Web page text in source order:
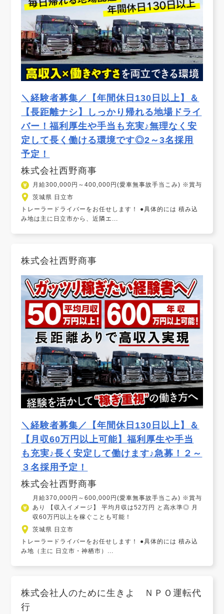
＼経験者募集／【年間休日130日以上】＆
【長距離ナシ】しっかり帰れる地場ドライ
バー！福利厚生や手当も充実♪無理なく安
定して長く働ける環境です◎2～3名採用
予定！
株式会社西野商事
月給300,000円～400,000円(愛車無事故手当こみ) ※賞与
茨城県 日立市
トレーラードライバーをお任せします！ ●具体的には 積み込
み地は主に日立市から、近隣エ...
株式会社西野商事
＼経験者募集／【年間休日130日以上】＆
【月収60万円以上可能】福利厚生や手当
も充実♪長く安定して働けます♪急募！２～
３名採用予定！
株式会社西野商事
月給370,000円～600,000円(愛車無事故手当こみ) ※賞与
あり 【収入イメージ】 平均月収は52万円 と高水準◎ 月
収60万円以上を稼ぐことも可能！
茨城県 日立市
トレーラードライバーをお任せします！ ●具体的には 積み込
み地（主に 日立市・神栖市）...
株式会社人のために生きよ ＮＰＯ運転代
行